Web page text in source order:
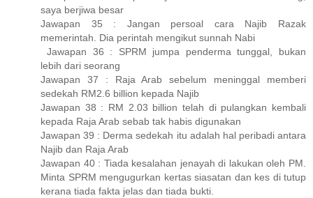
saya berjiwa besar
Jawapan 35 : Jangan persoal cara Najib Razak
memerintah. Dia perintah mengikut sunnah Nabi
Jawapan 36 : SPRM jumpa penderma tunggal, bukan
lebih dari seorang
Jawapan 37 : Raja Arab sebelum meninggal memberi
sedekah RM2.6 billion kepada Najib
Jawapan 38 : RM 2.03 billion telah di pulangkan kembali
kepada Raja Arab sebab tak habis digunakan
Jawapan 39 : Derma sedekah itu adalah hal peribadi antara
Najib dan Raja Arab
Jawapan 40 : Tiada kesalahan jenayah di lakukan oleh PM.
Minta SPRM mengugurkan kertas siasatan dan kes di tutup
kerana tiada fakta jelas dan tiada bukti.